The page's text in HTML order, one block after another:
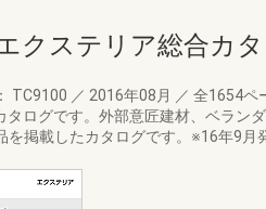
クステリア総合カタ
TC9100 ／ 2016年08月 ／ 全1654ペ
タログです。外部意匠建材、ベラン
を掲載したカタログです。※16年9月